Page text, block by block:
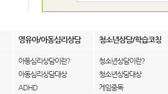
영유아/아동심리상담 청소년상담/학습코칭
아동심리상담이란?
아동심리상담대상
ADHD
청소년상담이란?
청소년상담대상
게임중독